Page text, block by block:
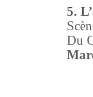
5.
Du